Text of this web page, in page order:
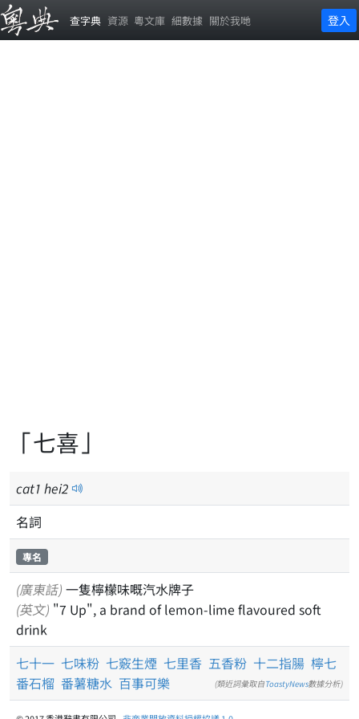
查字典 資源 粵文庫 細數據 關於我哋 登入
「七喜」
cat1 hei2
名詞
專名
(廣東話) 一隻檸檬味嘅汽水牌子
(英文) "7 Up", a brand of lemon-lime flavoured soft
drink
七十一 七味粉 七竅生煙 七里香 五香粉 十二指腸 檸七
番石榴 番薯糖水 百事可樂 (類近詞彙取自ToastyNews數據分析)